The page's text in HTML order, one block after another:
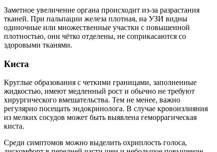
Заметное увеличение органа происходит из-за разрастания
тканей. При пальпации железа плотная, на УЗИ видны
одиночные или множественные участки с повышенной
плотностью, они чётко отделены, не соприкасаются со
здоровыми тканями.
Киста
Круглые образования с четкими границами, заполненные
жидкостью, имеют медленный рост и обычно не требуют
хирургического вмешательства. Тем не менее, важно
регулярно посещать эндокринолога. В случае кровоизлияния
из мелких сосудов может быть выявлена геморрагическая
киста.
Среди симптомов можно выделить охриплость голоса,